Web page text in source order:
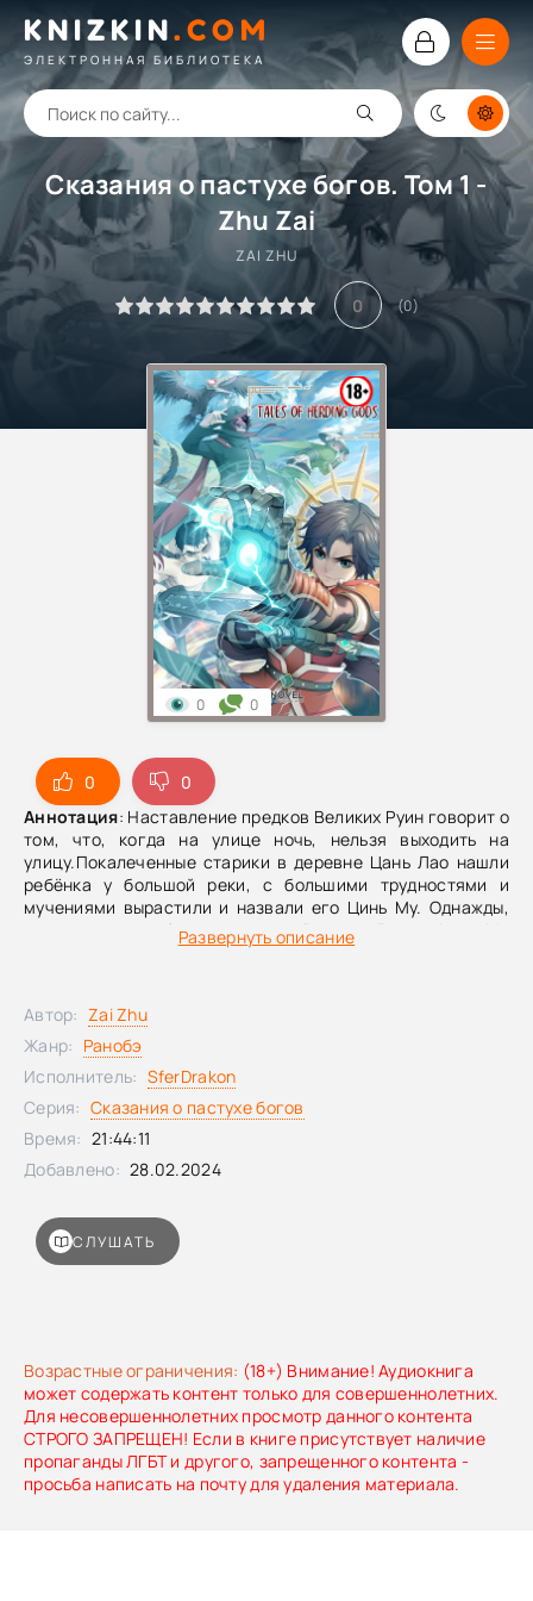
KNIZKIN. COM
ЭЛЕКТРОННАЯ БИБЛИОТЕКА
Сказания о пастухе богов. Том 1 -
Zhu Zai
ZAI ZHU
0 (0)
0
0
Аннотация: Наставление предков Великих Руин говорит о
том, что, когда на улице ночь, нельзя выходить на
улицу.Покалеченные старики в деревне Цань Лао нашли
ребёнка у большой реки, с большими трудностями и
мучениями вырастили и назвали его Цинь Му. Однажды,
когда ночное небо накрыло все Великие Руины, Цинь Му
вышел из дома…“Будь плохим героем на ветру весны” —
Развернуть описание
Возрастные ограничения: (18+) Внимание! Аудиокнига
может содержать контент только для совершеннолетних.
Для несовершеннолетних просмотр данного контента
СТРОГО ЗАПРЕЩЕН! Если в книге присутствует наличие
пропаганды ЛГБТ и другого, запрещенного контента -
просьба написать на почту для удаления материала.
0 0
СЛУШАТЬ
Автор: Zai Zhu
Жанр: Ранобэ
Исполнитель: SferDrakon
Серия: Сказания о пастухе богов
Время: 21:44:11
Добавлено: 28.02.2024